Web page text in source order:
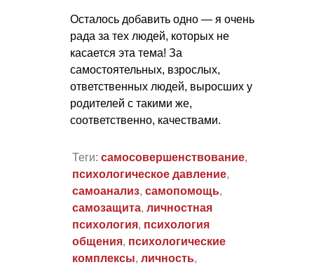
Осталось добавить одно — я очень
рада за тех людей, которых не
касается эта тема! За
самостоятельных, взрослых,
ответственных людей, выросших у
родителей с такими же,
соответственно, качествами.
Теги: самосовершенствование,
психологическое давление,
самоанализ, самопомощь,
самозащита, личностная
психология, психология
общения, психологические
комплексы, личность,